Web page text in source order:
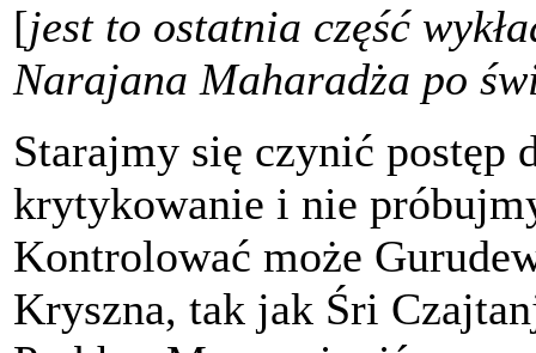
[jest to ostatnia część
Narajana Maharadża po
Starajmy się czynić postęp
krytykowanie i nie
Kontrolować może
Kryszna, tak jak Śri